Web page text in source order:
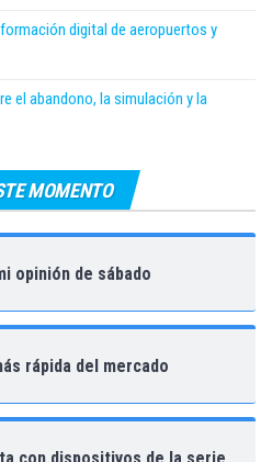
digital de aeropuertos y
el abandono, la simulación y la
MOMENTO
opinión de sábado
rápida del mercado